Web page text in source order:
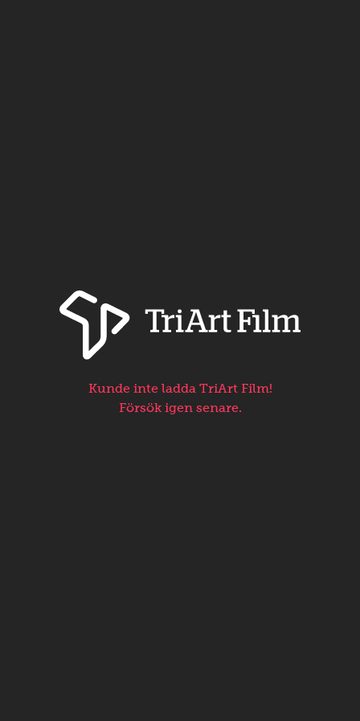
Kunde inte ladda TriArt Film!
Försök igen senare.